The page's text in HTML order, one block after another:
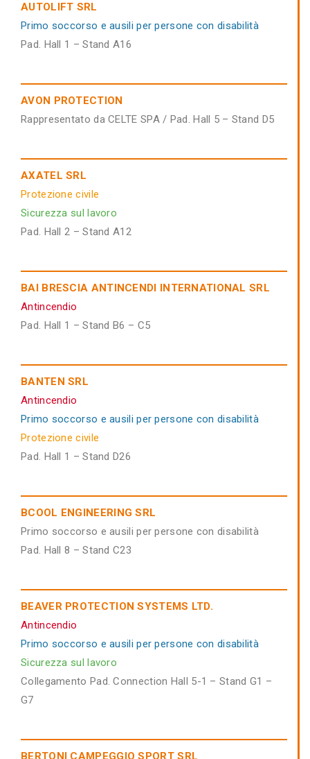
AUTOLIFT SRL
Primo soccorso e ausili per persone con disabilità
Pad. Hall 1 – Stand A16
AVON PROTECTION
Rappresentato da CELTE SPA / Pad. Hall 5 – Stand D5
AXATEL SRL
Protezione civile
Sicurezza sul lavoro
Pad. Hall 2 – Stand A12
BAI BRESCIA ANTINCENDI INTERNATIONAL SRL
Antincendio
Pad. Hall 1 – Stand B6 – C5
BANTEN SRL
Antincendio
Primo soccorso e ausili per persone con disabilità
Protezione civile
Pad. Hall 1 – Stand D26
BCOOL ENGINEERING SRL
Primo soccorso e ausili per persone con disabilità
Pad. Hall 8 – Stand C23
BEAVER PROTECTION SYSTEMS LTD.
Antincendio
Primo soccorso e ausili per persone con disabilità
Sicurezza sul lavoro
Collegamento Pad. Connection Hall 5-1 – Stand G1 –
G7
BERTONI CAMPEGGIO SPORT SRL